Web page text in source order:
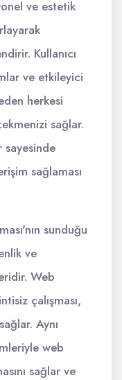
ve estetik
Kullanıcı
ve etkileyici
herkesi
sağlar.
sayesinde
sağlaması
sunduğu
ve
Web
çalışması,
Aynı
web
sağlar ve